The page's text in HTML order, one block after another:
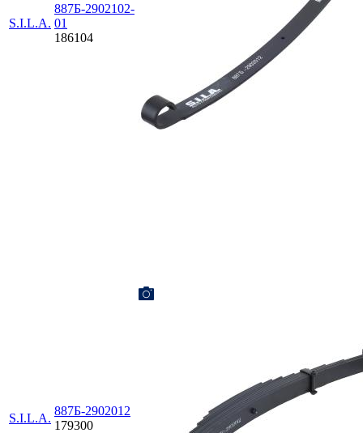
S.I.L.A.
887Б-2902102-
01
186104
S.I.L.A.
887Б-2902012
179300